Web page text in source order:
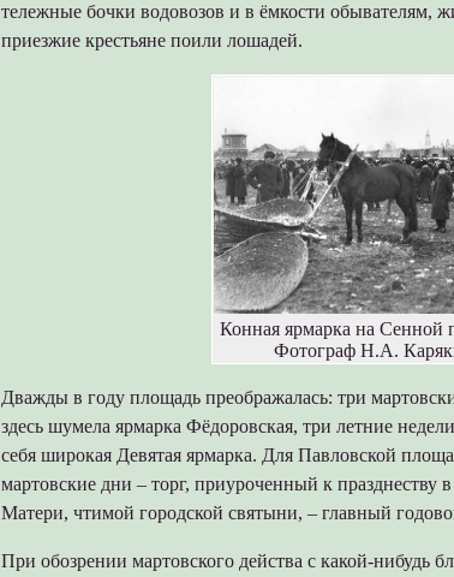
тележные бочки водовозов и в ёмкости обывателям,
приезжие крестьяне поили лошадей.
Конная ярмарка на Сенной
Фотограф Н.А.
Дважды в году площадь преображалась: три
здесь шумела ярмарка Фёдоровская, три летние
себя широкая Девятая ярмарка. Для Павловской
мартовские дни – торг, приуроченный к празднеству
Матери, чтимой городской святыни, – главный
При обозрении мартовского действа с какой-нибудь